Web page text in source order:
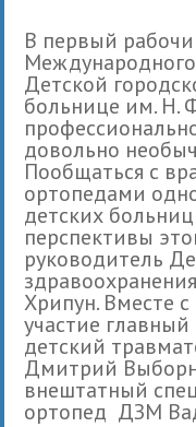
В первый
Детской
больнице им. Н.
довольно
Пообщаться с
ортопедами
детских
перспективы
руководитель
Хрипун. Вместе
участие
детский
Дмитрий
внештатный
ортопед ДЗМ